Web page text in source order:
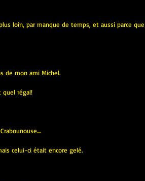
loin, par manque de temps, et aussi parce que
de mon ami Michel.
quel régal!
celui-ci était encore gelé.